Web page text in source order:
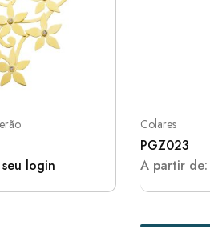
seu login
Colares
PGZ023
A partir de: